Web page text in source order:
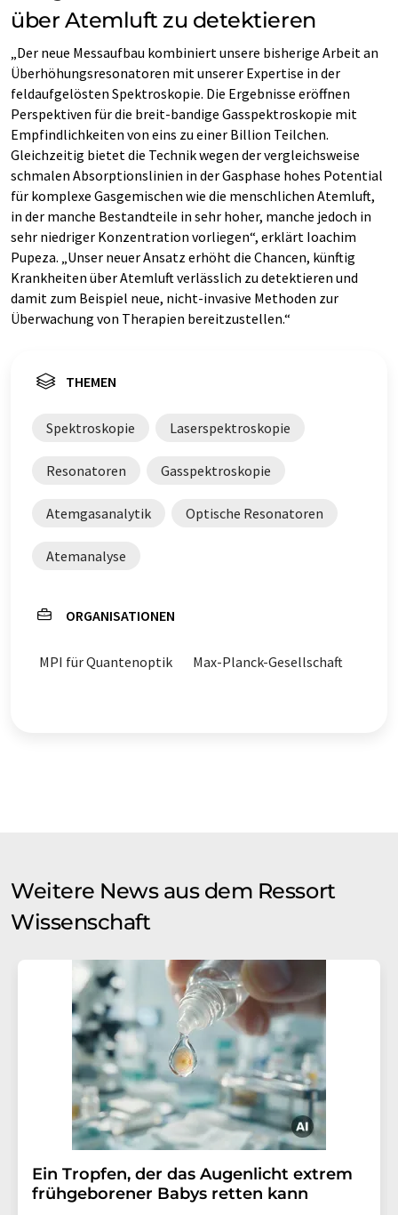
über Atemluft zu detektieren
„Der neue Messaufbau kombiniert unsere bisherige Arbeit an
Überhöhungsresonatoren mit unserer Expertise in der
feldaufgelösten Spektroskopie. Die Ergebnisse eröffnen
Perspektiven für die breit-bandige Gasspektroskopie mit
Empfindlichkeiten von eins zu einer Billion Teilchen.
Gleichzeitig bietet die Technik wegen der vergleichsweise
schmalen Absorptionslinien in der Gasphase hohes Potential
für komplexe Gasgemischen wie die menschlichen Atemluft,
in der manche Bestandteile in sehr hoher, manche jedoch in
sehr niedriger Konzentration vorliegen“, erklärt Ioachim
Pupeza. „Unser neuer Ansatz erhöht die Chancen, künftig
Krankheiten über Atemluft verlässlich zu detektieren und
damit zum Beispiel neue, nicht-invasive Methoden zur
Überwachung von Therapien bereitzustellen.“
THEMEN
Spektroskopie Laserspektroskopie
Resonatoren Gasspektroskopie
Atemgasanalytik Optische Resonatoren
Atemanalyse
ORGANISATIONEN
MPI für Quantenoptik Max-Planck-Gesellschaft
Weitere News aus dem Ressort
Wissenschaft
Ein Tropfen, der das Augenlicht extrem
frühgeborener Babys retten kann